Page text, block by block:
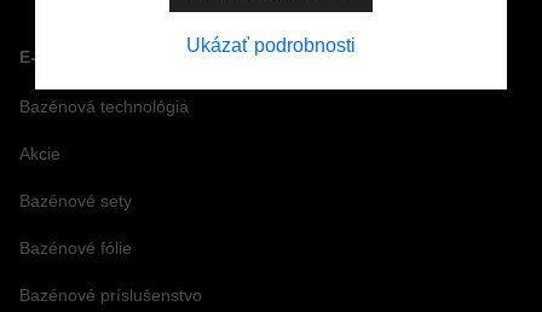
E-SHOP
Bazénová technológia
Akcie
Bazénové sety
Bazénové fólie
Bazénové príslušenstvo
Ukázať podrobnosti